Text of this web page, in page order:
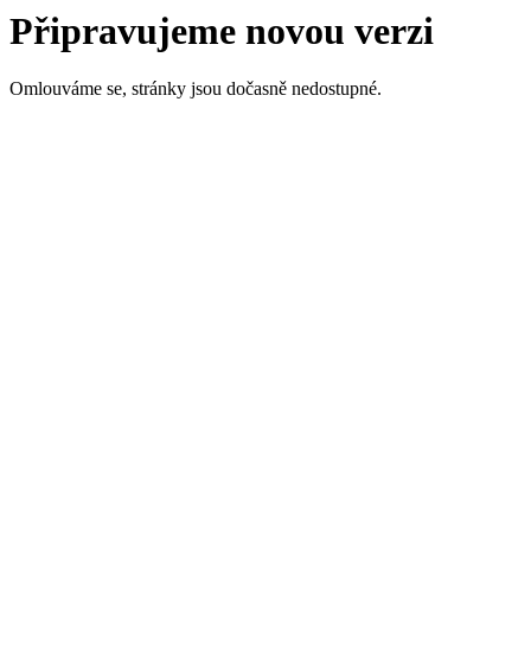
Připravujeme novou verzi
Omlouváme se, stránky jsou dočasně nedostupné.